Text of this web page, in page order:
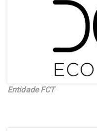
Entidade FCT